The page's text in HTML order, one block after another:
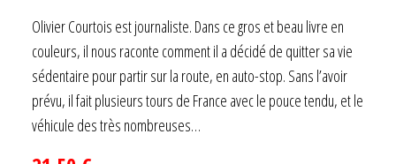
Olivier Courtois est journaliste. Dans ce gros et beau livre en
couleurs, il nous raconte comment il a décidé de quitter sa vie
sédentaire pour partir sur la route, en auto-stop. Sans l’avoir
prévu, il fait plusieurs tours de France avec le pouce tendu, et le
véhicule des très nombreuses…